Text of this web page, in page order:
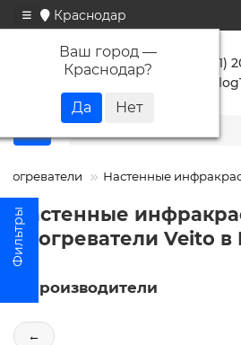
Краснодар
Ваш город —
Краснодар?
+7 (861)
Настенные
Настенные
обогреватели Veito
Производители
←